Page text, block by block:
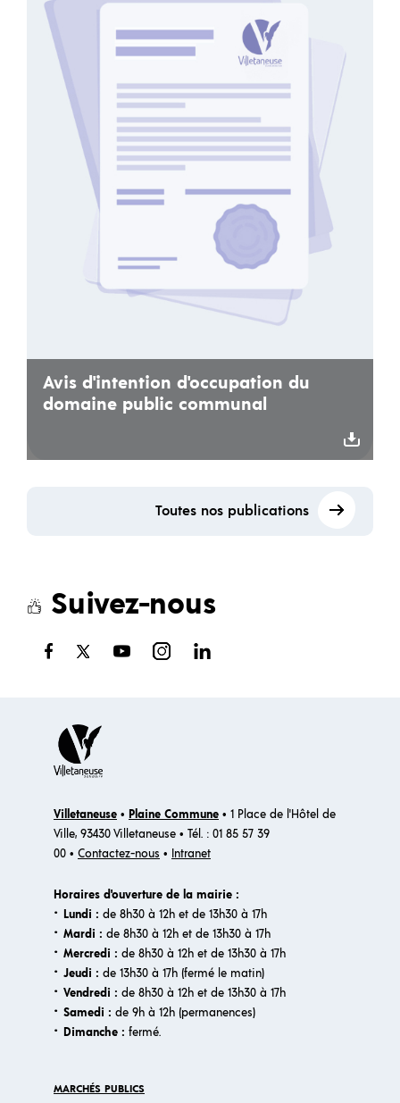
Avis d'intention d'occupation du
domaine public communal
Toutes nos publications
Suivez-nous
Villetaneuse • Plaine Commune • 1 Place de l'Hôtel de
Ville, 93430 Villetaneuse • Tél. : 01 85 57 39
00 • Contactez-nous • Intranet
Horaires d'ouverture de la mairie :
· Lundi : de 8h30 à 12h et de 13h30 à 17h
· Mardi : de 8h30 à 12h et de 13h30 à 17h
· Mercredi : de 8h30 à 12h et de 13h30 à 17h
· Jeudi : de 13h30 à 17h (fermé le matin)
· Vendredi : de 8h30 à 12h et de 13h30 à 17h
· Samedi : de 9h à 12h (permanences)
·​ Dimanche : fermé.
MARCHÉS PUBLICS